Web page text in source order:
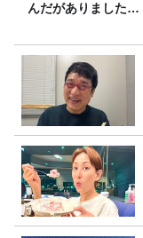
んだがありました…